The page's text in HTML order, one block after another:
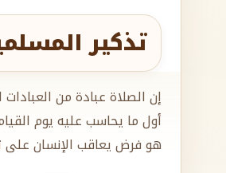
تذكير
إن الصلاة عبادة من
أول ما يحاسب عليه يوم
هو فرض يعاقب الإنسان على